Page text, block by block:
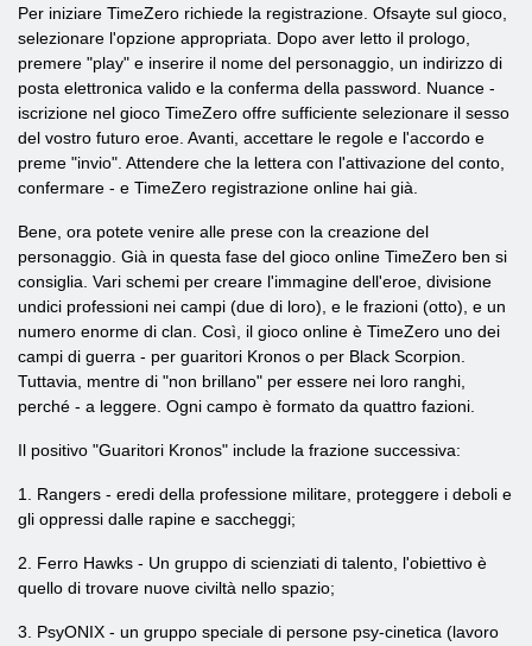
Per iniziare TimeZero richiede la registrazione. Ofsayte sul gioco,
selezionare l'opzione appropriata. Dopo aver letto il prologo,
premere "play" e inserire il nome del personaggio, un indirizzo di
posta elettronica valido e la conferma della password. Nuance -
iscrizione nel gioco TimeZero offre sufficiente selezionare il sesso
del vostro futuro eroe. Avanti, accettare le regole e l'accordo e
preme "invio". Attendere che la lettera con l'attivazione del conto,
confermare - e TimeZero registrazione online hai già.
Bene, ora potete venire alle prese con la creazione del
personaggio. Già in questa fase del gioco online TimeZero ben si
consiglia. Vari schemi per creare l'immagine dell'eroe, divisione
undici professioni nei campi (due di loro), e le frazioni (otto), e un
numero enorme di clan. Così, il gioco online è TimeZero uno dei
campi di guerra - per guaritori Kronos o per Black Scorpion.
Tuttavia, mentre di "non brillano" per essere nei loro ranghi,
perché - a leggere. Ogni campo è formato da quattro fazioni.
Il positivo "Guaritori Kronos" include la frazione successiva:
1. Rangers - eredi della professione militare, proteggere i deboli e
gli oppressi dalle rapine e saccheggi;
2. Ferro Hawks - Un gruppo di scienziati di talento, l'obiettivo è
quello di trovare nuove civiltà nello spazio;
3. PsyONIX - un gruppo speciale di persone psy-cinetica (lavoro